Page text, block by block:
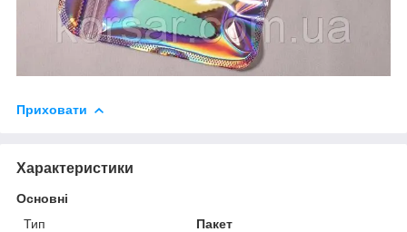
Приховати
Характеристики
Основні
Тип
Пакет